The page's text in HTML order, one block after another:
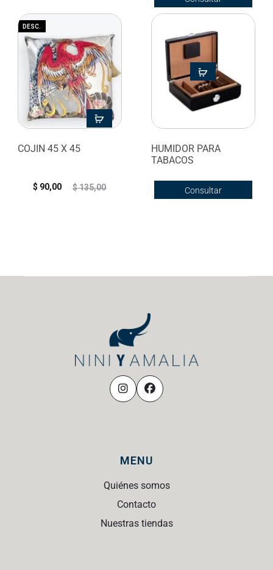
disponibilidad
DESC.
COJIN 45 X 45
$135,00
$ 90,00
HUMIDOR PARA
TABACOS
Consultar
MENU
Quiénes somos
Contacto
Nuestras tiendas